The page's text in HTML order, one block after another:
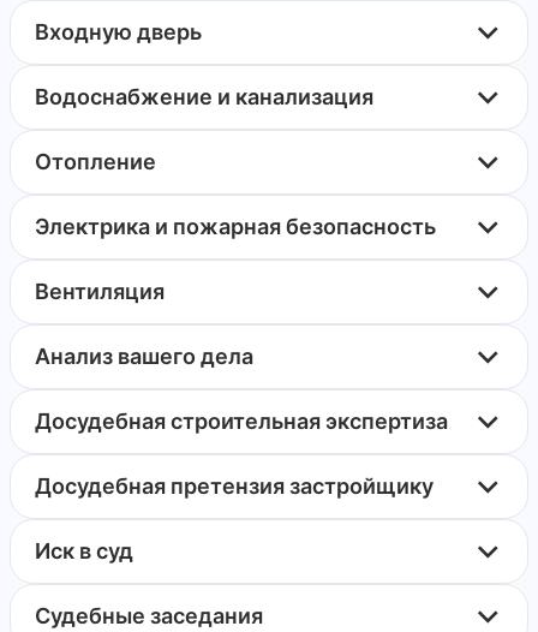
Входную дверь
Водоснабжение и канализация
Отопление
Электрика и пожарная безопасность
Вентиляция
Анализ вашего дела
Досудебная строительная экспертиза
Досудебная претензия застройщику
Иск в суд
Судебные заседания